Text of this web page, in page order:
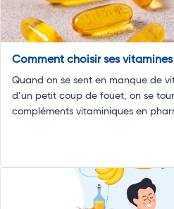
Comment choisir ses vitamines
Quand on se sent en manque de
d’un petit coup de fouet, on se
compléments vitaminiques en